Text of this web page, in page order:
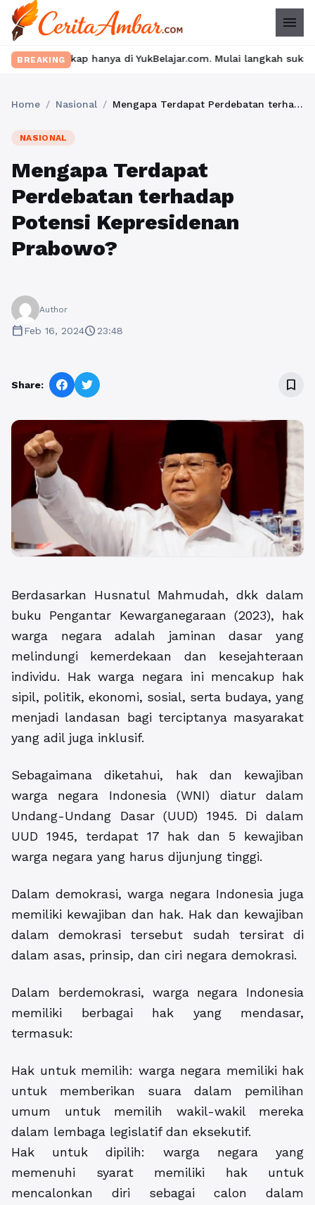
menu
BREAKING
di YukBelajar.com. Mulai langkah suksesmu hari ini! •
Home / Nasional / Mengapa Terdapat Perdebatan terhadap Potensi Kepresidenan Prabowo?
NASIONAL
Mengapa Terdapat
Perdebatan terhadap
Potensi Kepresidenan
Prabowo?
Author
calendar_todayFeb 16, 2024schedule23:48
Share: bookmark_border
Berdasarkan Husnatul Mahmudah, dkk dalam
buku Pengantar Kewarganegaraan (2023), hak
warga negara adalah jaminan dasar yang
melindungi kemerdekaan dan kesejahteraan
individu. Hak warga negara ini mencakup hak
sipil, politik, ekonomi, sosial, serta budaya, yang
menjadi landasan bagi terciptanya masyarakat
yang adil juga inklusif.
Sebagaimana diketahui, hak dan kewajiban
warga negara Indonesia (WNI) diatur dalam
Undang-Undang Dasar (UUD) 1945. Di dalam
UUD 1945, terdapat 17 hak dan 5 kewajiban
warga negara yang harus dijunjung tinggi.
Dalam demokrasi, warga negara Indonesia juga
memiliki kewajiban dan hak. Hak dan kewajiban
dalam demokrasi tersebut sudah tersirat di
dalam asas, prinsip, dan ciri negara demokrasi.
Dalam berdemokrasi, warga negara Indonesia
memiliki berbagai hak yang mendasar,
termasuk:
Hak untuk memilih: warga negara memiliki hak
untuk memberikan suara dalam pemilihan
umum untuk memilih wakil-wakil mereka
dalam lembaga legislatif dan eksekutif.
Hak untuk dipilih: warga negara yang
memenuhi syarat memiliki hak untuk
mencalonkan diri sebagai calon dalam